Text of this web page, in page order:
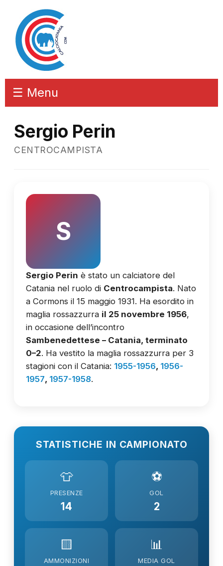
☰ Menu
Sergio Perin
CENTROCAMPISTA
S
Sergio Perin è stato un calciatore del
Catania nel ruolo di Centrocampista. Nato
a Cormons il 15 maggio 1931. Ha esordito in
maglia rossazzurra il 25 novembre 1956,
in occasione dell’incontro
Sambenedettese – Catania, terminato
0–2. Ha vestito la maglia rossazzurra per 3
stagioni con il Catania: 1955-1956, 1956-
1957, 1957-1958.
STATISTICHE IN CAMPIONATO
👕
PRESENZE
14
⚽
GOL
2
🟨
AMMONIZIONI
📊
MEDIA GOL